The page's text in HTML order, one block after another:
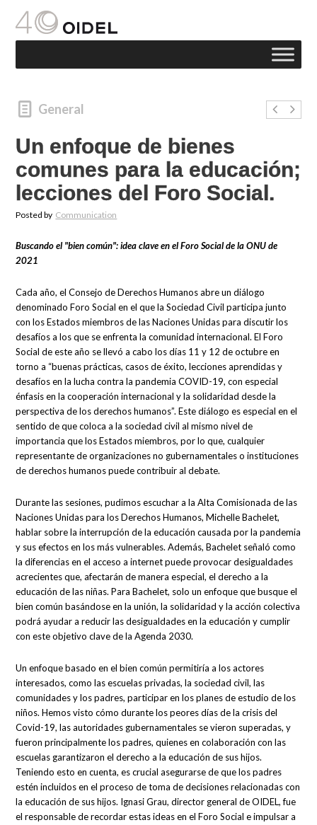
General
Un enfoque de bienes
comunes para la educación;
lecciones del Foro Social.
Posted by Communication
Buscando el "bien común": idea clave en el Foro Social de la ONU de
2021
Cada año, el Consejo de Derechos Humanos abre un diálogo
denominado Foro Social en el que la Sociedad Civil participa junto
con los Estados miembros de las Naciones Unidas para discutir los
desafíos a los que se enfrenta la comunidad internacional. El Foro
Social de este año se llevó a cabo los días 11 y 12 de octubre en
torno a “buenas prácticas, casos de éxito, lecciones aprendidas y
desafíos en la lucha contra la pandemia COVID-19, con especial
énfasis en la cooperación internacional y la solidaridad desde la
perspectiva de los derechos humanos”. Este diálogo es especial en el
sentido de que coloca a la sociedad civil al mismo nivel de
importancia que los Estados miembros, por lo que, cualquier
representante de organizaciones no gubernamentales o instituciones
de derechos humanos puede contribuir al debate.
Durante las sesiones, pudimos escuchar a la Alta Comisionada de las
Naciones Unidas para los Derechos Humanos, Michelle Bachelet,
hablar sobre la interrupción de la educación causada por la pandemia
y sus efectos en los más vulnerables. Además, Bachelet señaló como
la diferencias en el acceso a internet puede provocar desigualdades
acrecientes que, afectarán de manera especial, el derecho a la
educación de las niñas. Para Bachelet, solo un enfoque que busque el
bien común basándose en la unión, la solidaridad y la acción colectiva
podrá ayudar a reducir las desigualdades en la educación y cumplir
con este objetivo clave de la Agenda 2030.
Un enfoque basado en el bien común permitiría a los actores
interesados, como las escuelas privadas, la sociedad civil, las
comunidades y los padres, participar en los planes de estudio de los
niños. Hemos visto cómo durante los peores días de la crisis del
Covid-19, las autoridades gubernamentales se vieron superadas, y
fueron principalmente los padres, quienes en colaboración con las
escuelas garantizaron el derecho a la educación de sus hijos.
Teniendo esto en cuenta, es crucial asegurarse de que los padres
estén incluidos en el proceso de toma de decisiones relacionadas con
la educación de sus hijos. Ignasi Grau, director general de OIDEL, fue
el responsable de recordar estas ideas en el Foro Social e impulsar a